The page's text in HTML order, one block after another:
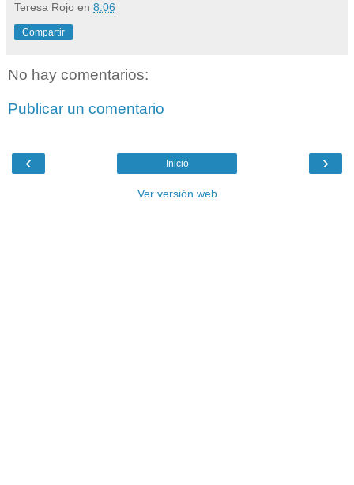
Teresa Rojo en 8:06
Compartir
No hay comentarios:
Publicar un comentario
‹ ›
Inicio
Ver versión web